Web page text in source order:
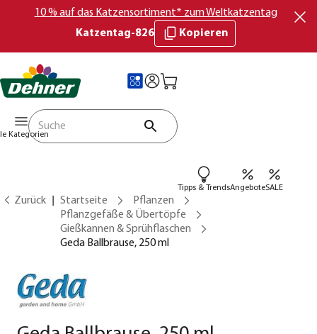
10 % auf das Katzensortiment* zum Weltkatzentag
Katzentag-826
Kopieren
Kategorien
Tipps & TrendsAngeboteSALE
Zurück Startseite
Pflanzen
Pflanzgefäße & Übertöpfe
Gießkannen & Sprühflaschen
Geda Ballbrause, 250 ml